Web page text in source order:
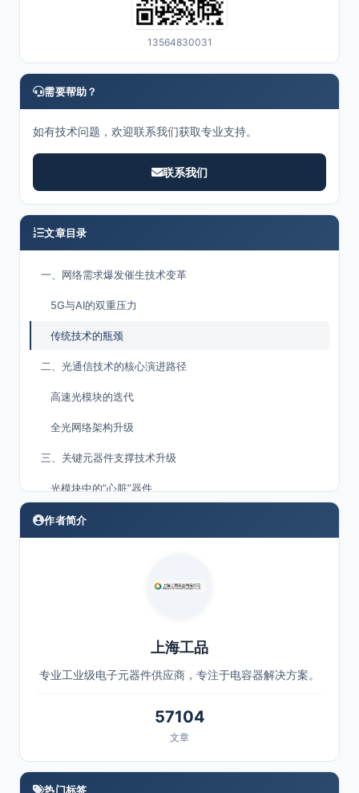
13564830031
需要帮助？
如有技术问题，欢迎联系我们获取专业支持。
联系我们
文章目录
一、网络需求爆发催生技术变革
5G与AI的双重压力
传统技术的瓶颈
二、光通信技术的核心演进路径
高速光模块的迭代
全光网络架构升级
三、关键元器件支撑技术升级
光模块中的”心脏”器件
电源与信号处理单元
作者简介
上海工品
专业工业级电子元器件供应商，专注于电容器解决方案。
57104
文章
热门标签